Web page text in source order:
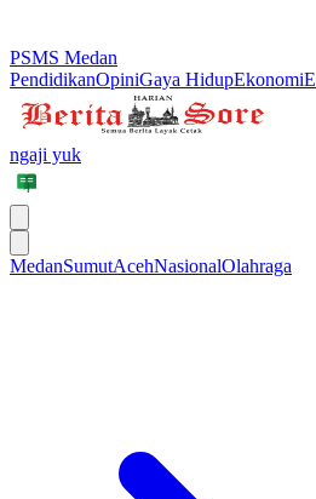
PSMS Medan
PendidikanOpiniGaya HidupEkonomi
ngaji yuk
MedanSumutAcehNasionalOlahraga